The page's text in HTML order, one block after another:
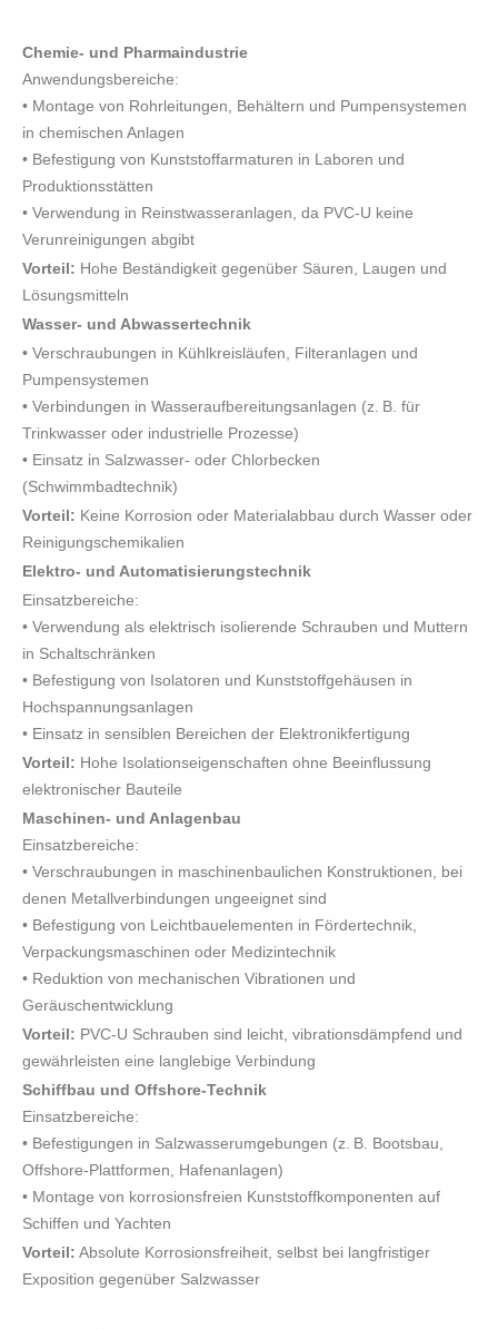
Chemie- und Pharmaindustrie
Anwendungsbereiche:
• Montage von Rohrleitungen, Behältern und Pumpensystemen
in chemischen Anlagen
• Befestigung von Kunststoffarmaturen in Laboren und
Produktionsstätten
• Verwendung in Reinstwasseranlagen, da PVC-U keine
Verunreinigungen abgibt
Vorteil: Hohe Beständigkeit gegenüber Säuren, Laugen und
Lösungsmitteln
Wasser- und Abwassertechnik
• Verschraubungen in Kühlkreisläufen, Filteranlagen und
Pumpensystemen
• Verbindungen in Wasseraufbereitungsanlagen (z. B. für
Trinkwasser oder industrielle Prozesse)
• Einsatz in Salzwasser- oder Chlorbecken
(Schwimmbadtechnik)
Vorteil: Keine Korrosion oder Materialabbau durch Wasser oder
Reinigungschemikalien
Elektro- und Automatisierungstechnik
Einsatzbereiche:
• Verwendung als elektrisch isolierende Schrauben und Muttern
in Schaltschränken
• Befestigung von Isolatoren und Kunststoffgehäusen in
Hochspannungsanlagen
• Einsatz in sensiblen Bereichen der Elektronikfertigung
Vorteil: Hohe Isolationseigenschaften ohne Beeinflussung
elektronischer Bauteile
Maschinen- und Anlagenbau
Einsatzbereiche:
• Verschraubungen in maschinenbaulichen Konstruktionen, bei
denen Metallverbindungen ungeeignet sind
• Befestigung von Leichtbauelementen in Fördertechnik,
Verpackungsmaschinen oder Medizintechnik
• Reduktion von mechanischen Vibrationen und
Geräuschentwicklung
Vorteil: PVC-U Schrauben sind leicht, vibrationsdämpfend und
gewährleisten eine langlebige Verbindung
Schiffbau und Offshore-Technik
Einsatzbereiche:
• Befestigungen in Salzwasserumgebungen (z. B. Bootsbau,
Offshore-Plattformen, Hafenanlagen)
• Montage von korrosionsfreien Kunststoffkomponenten auf
Schiffen und Yachten
Vorteil: Absolute Korrosionsfreiheit, selbst bei langfristiger
Exposition gegenüber Salzwasser